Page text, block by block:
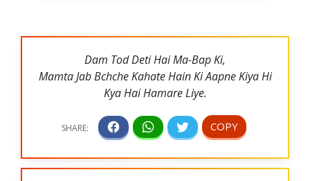
Dam Tod Deti Hai Ma-Bap Ki,
Mamta Jab Bchche Kahate Hain Ki Aapne Kiya Hi
Kya Hai Hamare Liye.